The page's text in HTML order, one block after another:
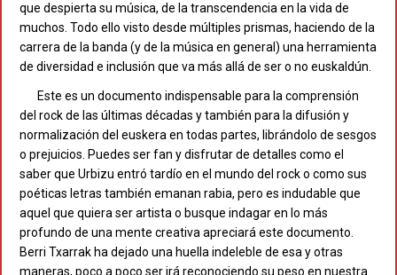
que despierta su música, de la transcendencia en la vida de
muchos. Todo ello visto desde múltiples prismas, haciendo de la
carrera de la banda (y de la música en general) una herramienta
de diversidad e inclusión que va más allá de ser o no euskaldún.
Este es un documento indispensable para la comprensión
del rock de las últimas décadas y también para la difusión y
normalización del euskera en todas partes, librándolo de sesgos
o prejuicios. Puedes ser fan y disfrutar de detalles como el
saber que Urbizu entró tardío en el mundo del rock o como sus
poéticas letras también emanan rabia, pero es indudable que
aquel que quiera ser artista o busque indagar en lo más
profundo de una mente creativa apreciará este documento.
Berri Txarrak ha dejado una huella indeleble de esa y otras
maneras, poco a poco ser irá reconociendo su peso en nuestra